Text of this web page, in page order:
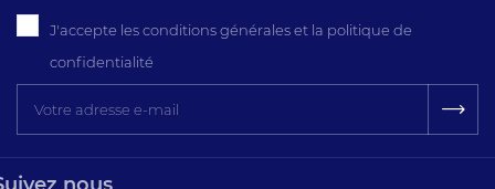
J'accepte les conditions générales et la politique de
confidentialité